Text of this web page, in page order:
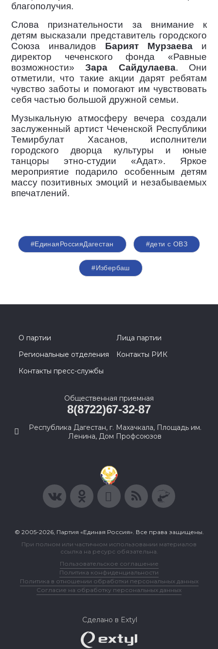
благополучия.
Слова признательности за внимание к
детям высказали представитель городского
Союза инвалидов Барият Мурзаеваи
директор чеченского фонда «Равные
возможности»Зара Сайдулаева. Они
отметили, что такие акции дарят ребятам
чувство заботы и помогают им чувствовать
себя частью большой дружной семьи.
Музыкальную атмосферу вечера создали
заслуженный артист Чеченской Республики
Темирбулат Хасанов, исполнители
городского дворца культуры и юные
танцоры этно-студии «Адат». Яркое
мероприятие подарило особенным детям
массу позитивных эмоций и незабываемых
впечатлений.
#ЕдинаяРоссияДагестан #дети с ОВЗ
#Избербаш
О партии
Лица партии
Региональные отделения
Контакты РИК
Контакты пресс-службы
Общественная приемная
8(8722)67-32-87
Республика Дагестан, г. Махачкала, Площадь им.
Ленина, Дом Профсоюзов
© 2005-2026, Партия «Единая Россия». Все права защищены.
При полном или частичном использовании материалов
ссылка на ресурс обязательна.
Пользовательское соглашение
Политика конфиденциальности
Политика в отношении обработки персональных данных
Согласие на обработку персональных данных
Сделано в Extyl